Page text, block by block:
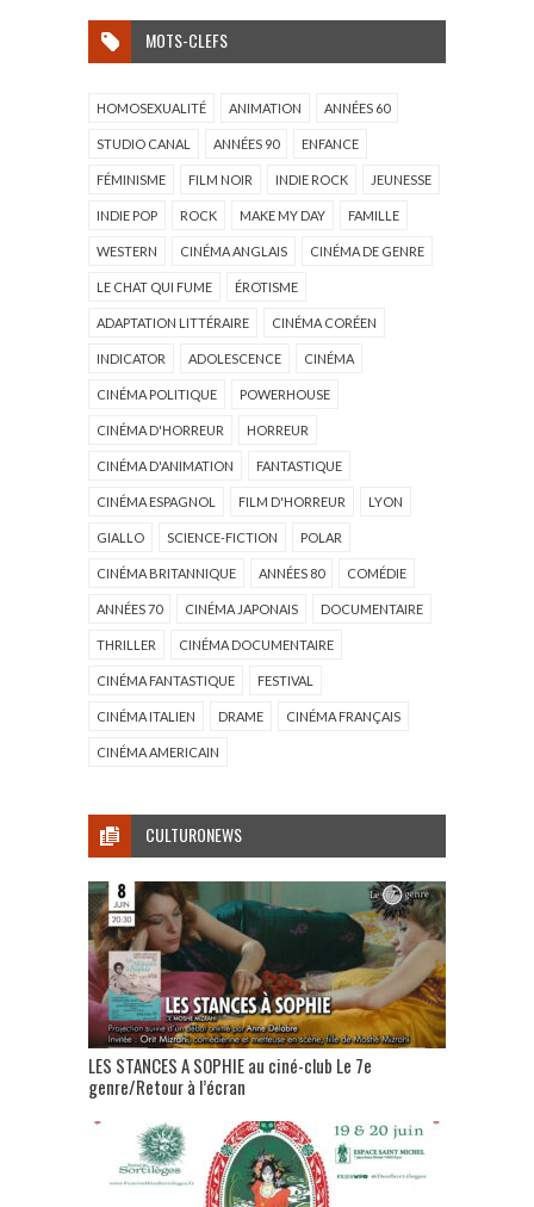
MOTS-CLEFS
HOMOSEXUALITÉ ANIMATION ANNÉES 60
STUDIO CANAL ANNÉES 90 ENFANCE
FÉMINISME FILM NOIR INDIE ROCK JEUNESSE
INDIE POP ROCK MAKE MY DAY FAMILLE
WESTERN CINÉMA ANGLAIS CINÉMA DE GENRE
LE CHAT QUI FUME ÉROTISME
ADAPTATION LITTÉRAIRE CINÉMA CORÉEN
INDICATOR ADOLESCENCE CINÉMA
CINÉMA POLITIQUE POWERHOUSE
CINÉMA D'HORREUR HORREUR
CINÉMA D'ANIMATION FANTASTIQUE
CINÉMA ESPAGNOL FILM D'HORREUR LYON
GIALLO SCIENCE-FICTION POLAR
CINÉMA BRITANNIQUE ANNÉES 80 COMÉDIE
ANNÉES 70 CINÉMA JAPONAIS DOCUMENTAIRE
THRILLER CINÉMA DOCUMENTAIRE
CINÉMA FANTASTIQUE FESTIVAL
CINÉMA ITALIEN DRAME CINÉMA FRANÇAIS
CINÉMA AMERICAIN
CULTURONEWS
LES STANCES A SOPHIE au ciné-club Le 7e
genre/Retour à l’écran